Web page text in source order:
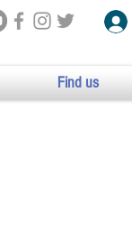
Find us